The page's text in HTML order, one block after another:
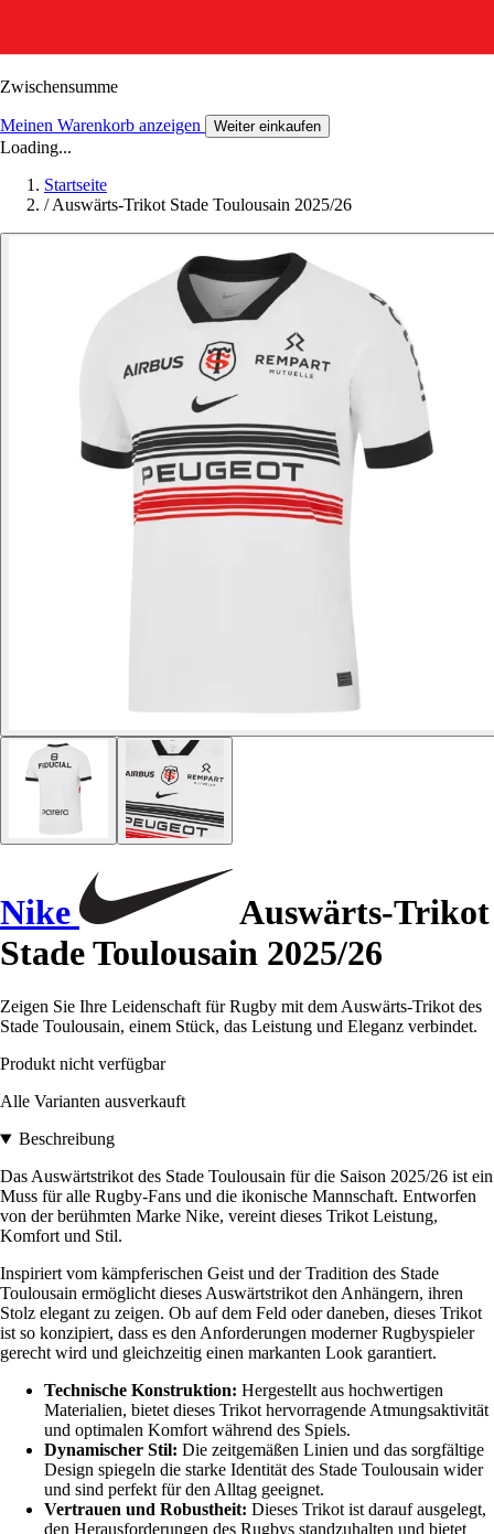
Zwischensumme
Meinen Warenkorb anzeigen Weiter einkaufen
Loading...
Startseite
/ Auswärts-Trikot Stade Toulousain 2025/26
Nike
Auswärts-Trikot
Stade Toulousain 2025/26
Zeigen Sie Ihre Leidenschaft für Rugby mit dem Auswärts-Trikot des
Stade Toulousain, einem Stück, das Leistung und Eleganz verbindet.
Produkt nicht verfügbar
Alle Varianten ausverkauft
Beschreibung
Das Auswärtstrikot des Stade Toulousain für die Saison 2025/26 ist ein
Muss für alle Rugby-Fans und die ikonische Mannschaft. Entworfen
von der berühmten Marke Nike, vereint dieses Trikot Leistung,
Komfort und Stil.
Inspiriert vom kämpferischen Geist und der Tradition des Stade
Toulousain ermöglicht dieses Auswärtstrikot den Anhängern, ihren
Stolz elegant zu zeigen. Ob auf dem Feld oder daneben, dieses Trikot
ist so konzipiert, dass es den Anforderungen moderner Rugbyspieler
gerecht wird und gleichzeitig einen markanten Look garantiert.
Technische Konstruktion: Hergestellt aus hochwertigen
Materialien, bietet dieses Trikot hervorragende Atmungsaktivität
und optimalen Komfort während des Spiels.
Dynamischer Stil: Die zeitgemäßen Linien und das sorgfältige
Design spiegeln die starke Identität des Stade Toulousain wider
und sind perfekt für den Alltag geeignet.
Vertrauen und Robustheit: Dieses Trikot ist darauf ausgelegt,
den Herausforderungen des Rugbys standzuhalten und bietet